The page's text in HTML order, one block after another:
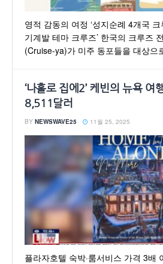
영적 감동의 여정 ‘성지순례 4개국 크
기계발 테마 크루즈’ 한국의 크루즈
(Cruise-ya)가 미주 동포들을 대상으
‘나홀로 집에2’ 케빈의 뉴욕
8,511달러
BY NEWSWAVE25 11월 25, 2025
플라자호텔 숙박·룸서비스 가격 3배